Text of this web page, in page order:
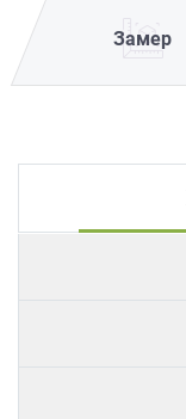
Замер